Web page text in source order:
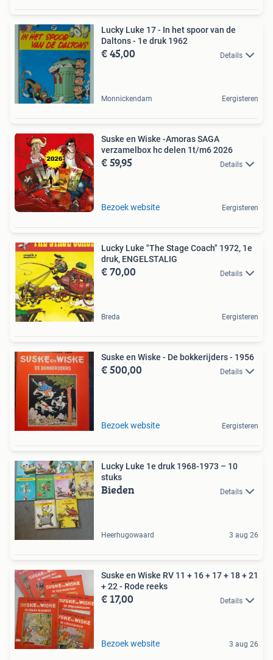
Lucky Luke 17 - In het spoor van de
Daltons - 1e druk 1962
€ 45,00 Details
Monnickendam Eergisteren
Suske en Wiske -Amoras SAGA
verzamelbox hc delen 1t/m6 2026
€ 59,95 Details
Bezoek website Eergisteren
Lucky Luke "The Stage Coach" 1972, 1e
druk, ENGELSTALIG
€ 70,00 Details
Breda Eergisteren
Suske en Wiske - De bokkerijders - 1956
€ 500,00 Details
Bezoek website Eergisteren
Lucky Luke 1e druk 1968-1973 – 10
stuks
Bieden Details
Heerhugowaard 3 aug 26
Suske en Wiske RV 11 + 16 + 17 + 18 + 21
+ 22 - Rode reeks
€ 17,00 Details
Bezoek website 3 aug 26